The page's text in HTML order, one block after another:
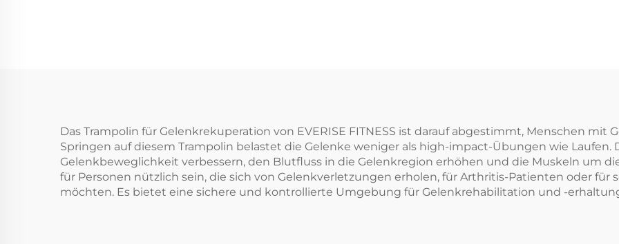
Das Trampolin für Gelenkrekuperation von EVERISE FITNESS ist darauf abgestimmt, Menschen
Springen auf diesem Trampolin belastet die Gelenke weniger als high-impact-Übungen wie Laufen.
Gelenkbeweglichkeit verbessern, den Blutfluss in die Gelenkregion erhöhen und die Muskeln um
für Personen nützlich sein, die sich von Gelenkverletzungen erholen, für Arthritis-Patienten oder für
möchten. Es bietet eine sichere und kontrollierte Umgebung für Gelenkrehabilitation und -